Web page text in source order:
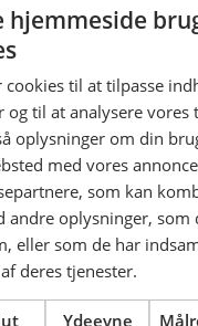
aktuator kræver
Automotive Reman mestrer.
af trenden mod
på kvalitet sikrer
refabrikerede
Automotive Reman i
Virksomheden
elektronik og
i den
Det betyder, at
hjemmeside
cookies til at tilpasse
og til at analysere vores
oplysninger om din
med vores
som kan
andre oplysninger, som
eller som de har
deres tjenester.
Ydeevne